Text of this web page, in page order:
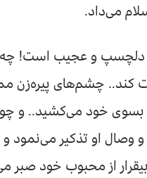
می‌داد.
و عجیب است! چه
كند.. چشم‌های پیره‌زن
بسوی خود می‌كشید.. و
و وصال او تذكیر می‌نمود
از محبوب خود صبر